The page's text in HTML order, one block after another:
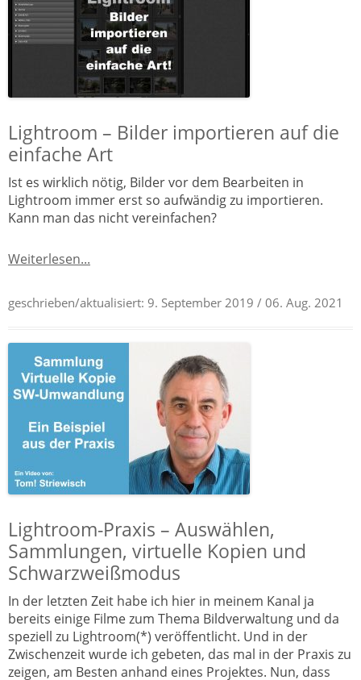
Lightroom – Bilder importieren auf die
einfache Art
Ist es wirklich nötig, Bilder vor dem Bearbeiten in
Lightroom immer erst so aufwändig zu importieren.
Kann man das nicht vereinfachen?
Weiterlesen...
geschrieben/aktualisiert: 9. September 2019 / 06. Aug. 2021
Lightroom-Praxis – Auswählen,
Sammlungen, virtuelle Kopien und
Schwarzweißmodus
In der letzten Zeit habe ich hier in meinem Kanal ja
bereits einige Filme zum Thema Bildverwaltung und da
speziell zu Lightroom(*) veröffentlicht. Und in der
Zwischenzeit wurde ich gebeten, das mal in der Praxis zu
zeigen, am Besten anhand eines Projektes. Nun, dass